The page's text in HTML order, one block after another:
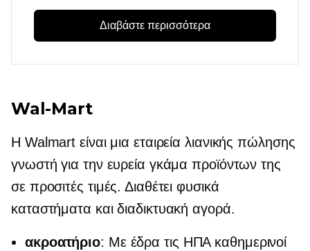
Διαβάστε περισσότερα
Wal-Mart
Η Walmart είναι μια εταιρεία λιανικής πώλησης
γνωστή για την ευρεία γκάμα προϊόντων της
σε προσιτές τιμές. Διαθέτει φυσικά
καταστήματα και διαδικτυακή αγορά.
ακροατήριο: Με έδρα τις ΗΠΑκαθημερινοί